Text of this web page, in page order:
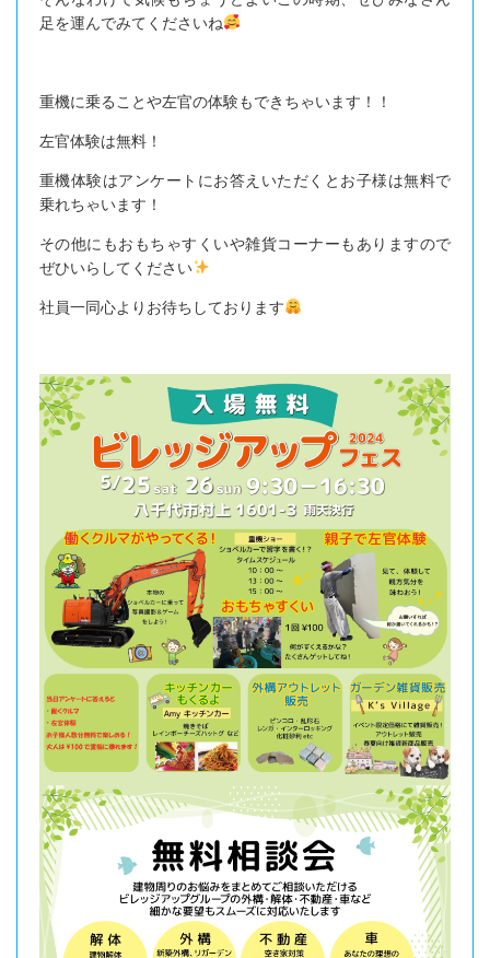
足を運んでみてくださいね
重機に乗ることや左官の体験もできちゃいます！！
左官体験は無料！
重機体験はアンケートにお答えいただくとお子様は無料で
乗れちゃいます！
その他にもおもちゃすくいや雑貨コーナーもありますので
ぜひいらしてください
社員一同心よりお待ちしております